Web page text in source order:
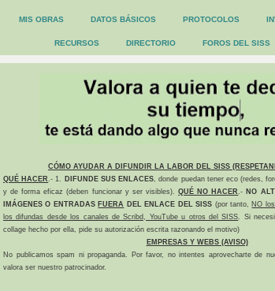
MIS OBRAS DATOS BÁSICOS PROTOCOLOS
RECURSOS DIRECTORIO FOROS DEL SISS
CÓMO AYUDAR A DIFUNDIR LA LABOR DEL SISS
QUÉ HACER.- 1. DIFUNDE SUS ENLACES, donde puedan tener eco (redes,
y de forma eficaz (deben funcionar y ser visibles).QUÉ NO HACER.- NO
IMÁGENES O ENTRADAS FUERA DEL ENLACE DEL SISS (por tanto, NO
los difundas desde los canales de Scribd, YouTube u otros del SISS. Si
collage hecho por ella, pide su autorización escrita razonando el motivo)
EMPRESAS Y WEBS (AVISO)
No publicamos spam ni propaganda. Por favor, no intentes aprovecharte de
valora ser nuestro patrocinador.